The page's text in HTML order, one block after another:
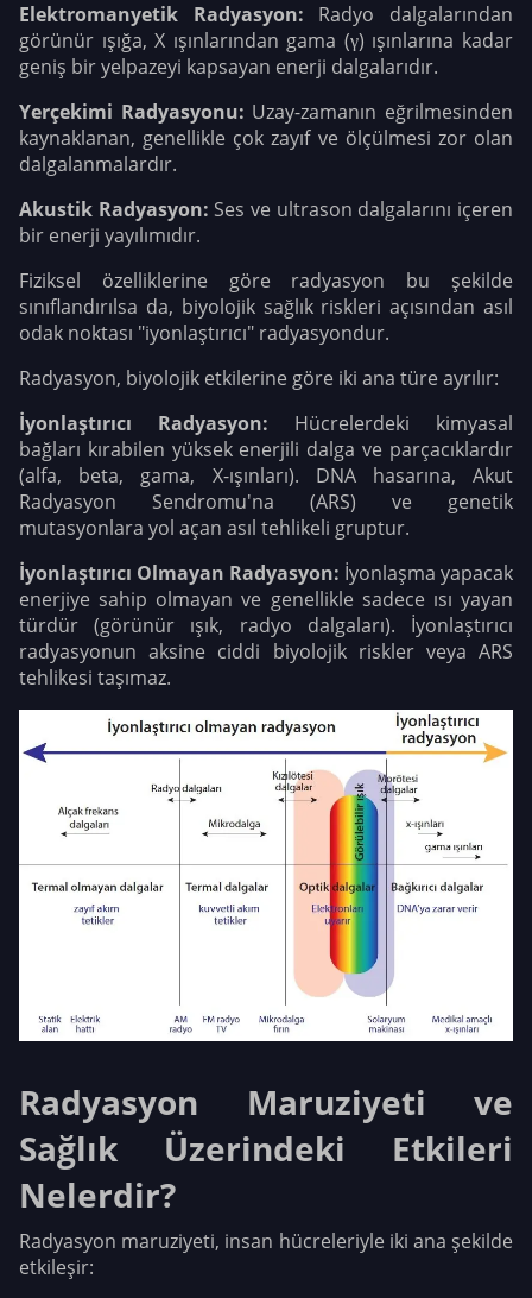
Elektromanyetik Radyasyon: Radyo dalgalarından
görünür ışığa, X ışınlarından gama (γ) ışınlarına kadar
geniş bir yelpazeyi kapsayan enerji dalgalarıdır.
Yerçekimi Radyasyonu: Uzay-zamanın eğrilmesinden
kaynaklanan, genellikle çok zayıf ve ölçülmesi zor olan
dalgalanmalardır.
Akustik Radyasyon: Ses ve ultrason dalgalarını içeren
bir enerji yayılımıdır.
Fiziksel özelliklerine göre radyasyon bu şekilde
sınıflandırılsa da, biyolojik sağlık riskleri açısından asıl
odak noktası "iyonlaştırıcı" radyasyondur.
Radyasyon, biyolojik etkilerine göre iki ana türe ayrılır:
İyonlaştırıcı Radyasyon: Hücrelerdeki kimyasal
bağları kırabilen yüksek enerjili dalga ve parçacıklardır
(alfa, beta, gama, X-ışınları). DNA hasarına, Akut
Radyasyon Sendromu'na (ARS) ve genetik
mutasyonlara yol açan asıl tehlikeli gruptur.
İyonlaştırıcı Olmayan Radyasyon: İyonlaşma yapacak
enerjiye sahip olmayan ve genellikle sadece ısı yayan
türdür (görünür ışık, radyo dalgaları). İyonlaştırıcı
radyasyonun aksine ciddi biyolojik riskler veya ARS
tehlikesi taşımaz.
Radyasyon Maruziyeti ve
Sağlık Üzerindeki Etkileri
Nelerdir?
Radyasyon maruziyeti, insan hücreleriyle iki ana şekilde
etkileşir: